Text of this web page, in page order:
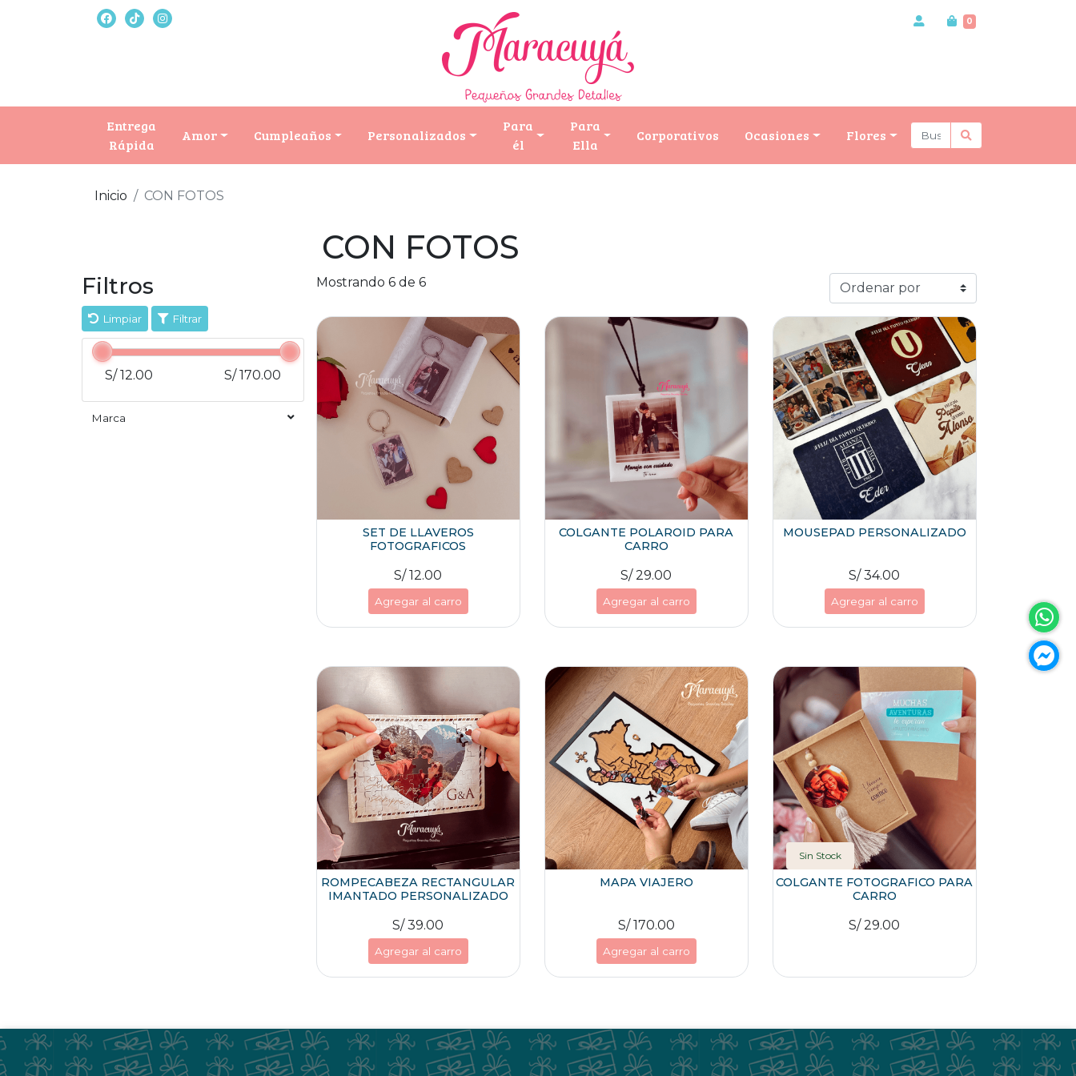
0
Entrega
Rápida
Amor Cumpleaños Personalizados
Para
él
Para
Ella
Corporativos Ocasiones Flores
Inicio CON FOTOS
CON FOTOS
Filtros
Limpiar Filtrar
S/ 12.00 S/ 170.00
Marca
Mostrando 6 de 6
SET DE LLAVEROS
FOTOGRAFICOS
S/ 12.00
Agregar al carro
COLGANTE POLAROID PARA
CARRO
S/ 29.00
Agregar al carro
MOUSEPAD PERSONALIZADO
S/ 34.00
Agregar al carro
ROMPECABEZA RECTANGULAR
IMANTADO PERSONALIZADO
S/ 39.00
Agregar al carro
MAPA VIAJERO
S/ 170.00
Agregar al carro
Sin Stock
COLGANTE FOTOGRAFICO PARA
CARRO
S/ 29.00